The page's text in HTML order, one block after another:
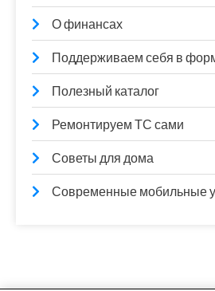
О финансах
Поддерживаем себя в
Полезный каталог
Ремонтируем ТС сами
Советы для дома
Современные мобильные